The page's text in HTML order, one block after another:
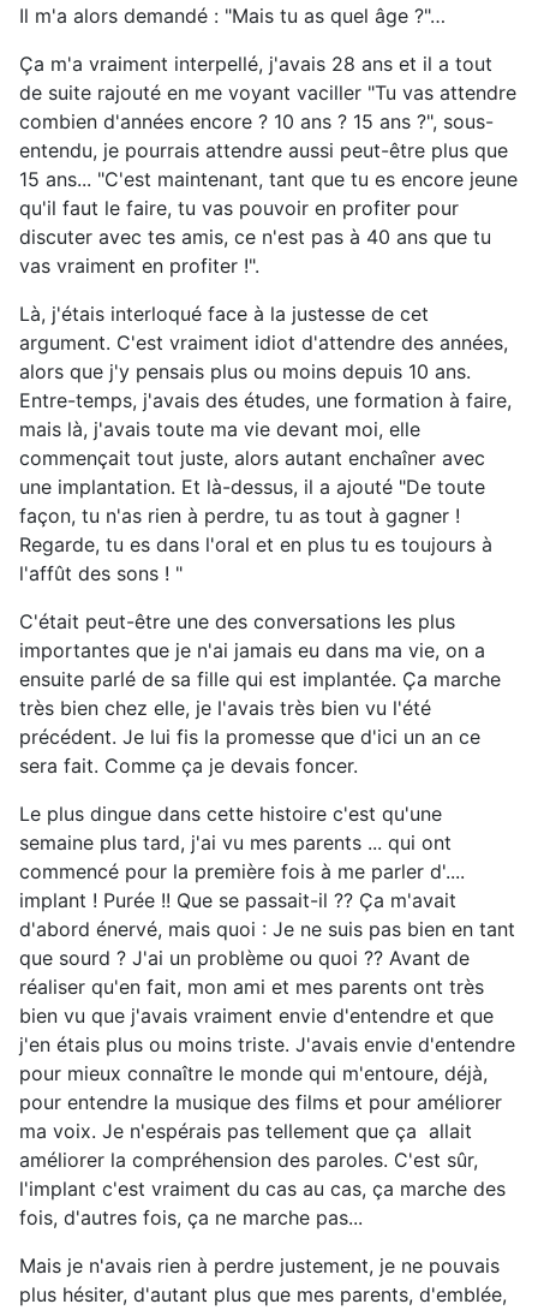
Il m'a alors demandé : "Mais tu as quel âge ?"…
Ça m'a vraiment interpellé, j'avais 28 ans et il a tout
de suite rajouté en me voyant vaciller "Tu vas attendre
combien d'années encore ? 10 ans ? 15 ans ?", sous-
entendu, je pourrais attendre aussi peut-être plus que
15 ans... "C'est maintenant, tant que tu es encore jeune
qu'il faut le faire, tu vas pouvoir en profiter pour
discuter avec tes amis, ce n'est pas à 40 ans que tu
vas vraiment en profiter !".
Là, j'étais interloqué face à la justesse de cet
argument. C'est vraiment idiot d'attendre des années,
alors que j'y pensais plus ou moins depuis 10 ans.
Entre-temps, j'avais des études, une formation à faire,
mais là, j'avais toute ma vie devant moi, elle
commençait tout juste, alors autant enchaîner avec
une implantation. Et là-dessus, il a ajouté "De toute
façon, tu n'as rien à perdre, tu as tout à gagner !
Regarde, tu es dans l'oral et en plus tu es toujours à
l'affût des sons ! "
C'était peut-être une des conversations les plus
importantes que je n'ai jamais eu dans ma vie, on a
ensuite parlé de sa fille qui est implantée. Ça marche
très bien chez elle, je l'avais très bien vu l'été
précédent. Je lui fis la promesse que d'ici un an ce
sera fait. Comme ça je devais foncer.
Le plus dingue dans cette histoire c'est qu'une
semaine plus tard, j'ai vu mes parents ... qui ont
commencé pour la première fois à me parler d'....
implant ! Purée !! Que se passait-il ?? Ça m'avait
d'abord énervé, mais quoi : Je ne suis pas bien en tant
que sourd ? J'ai un problème ou quoi ?? Avant de
réaliser qu'en fait, mon ami et mes parents ont très
bien vu que j'avais vraiment envie d'entendre et que
j'en étais plus ou moins triste. J'avais envie d'entendre
pour mieux connaître le monde qui m'entoure, déjà,
pour entendre la musique des films et pour améliorer
ma voix. Je n'espérais pas tellement que ça allait
améliorer la compréhension des paroles. C'est sûr,
l'implant c'est vraiment du cas au cas, ça marche des
fois, d'autres fois, ça ne marche pas...
Mais je n'avais rien à perdre justement, je ne pouvais
plus hésiter, d'autant plus que mes parents, d'emblée,